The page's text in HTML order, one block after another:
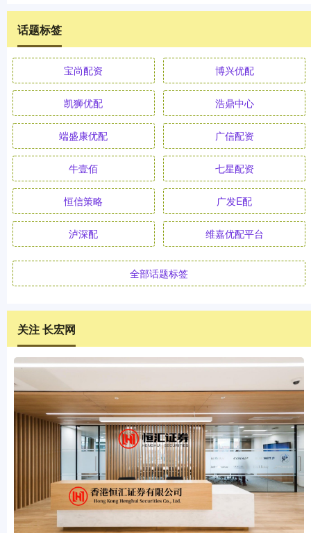
话题标签
宝尚配资 博兴优配
凯狮优配 浩鼎中心
端盛康优配 广信配资
牛壹佰 七星配资
恒信策略 广发E配
泸深配 维嘉优配平台
全部话题标签
关注 长宏网